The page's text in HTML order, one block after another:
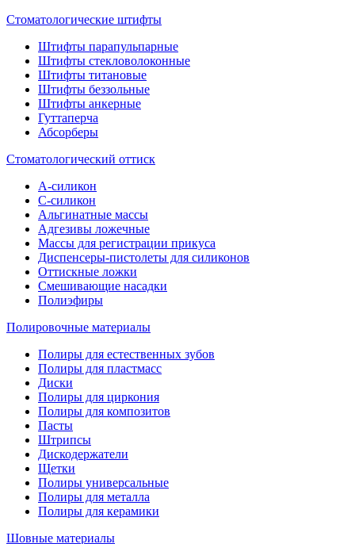
Стоматологические штифты
Штифты парапульпарные
Штифты стекловолоконные
Штифты титановые
Штифты беззольные
Штифты анкерные
Гуттаперча
Абсорберы
Стоматологический оттиск
А-силикон
C-силикон
Альгинатные массы
Адгезивы ложечные
Массы для регистрации прикуса
Диспенсеры-пистолеты для силиконов
Оттискные ложки
Смешивающие насадки
Полиэфиры
Полировочные материалы
Полиры для естественных зубов
Полиры для пластмасс
Диски
Полиры для циркония
Полиры для композитов
Пасты
Штрипсы
Дискодержатели
Щетки
Полиры универсальные
Полиры для металла
Полиры для керамики
Шовные материалы